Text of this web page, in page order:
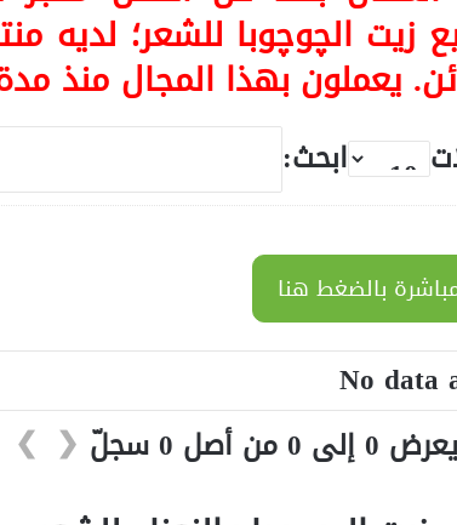
الچوچوبا للشعر؛ لديه
يعملون بهذا المجال منذ
ابحث:
بالضغط هنا
No data
يعرض 0 إلى 0 من أصل 0 سجلّ
❮
❯